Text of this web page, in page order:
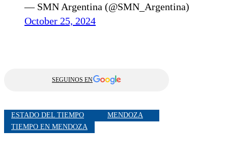
— SMN Argentina (@SMN_Argentina)
October 25, 2024
SEGUINOS EN
ESTADO DEL TIEMPO
MENDOZA
TIEMPO EN MENDOZA